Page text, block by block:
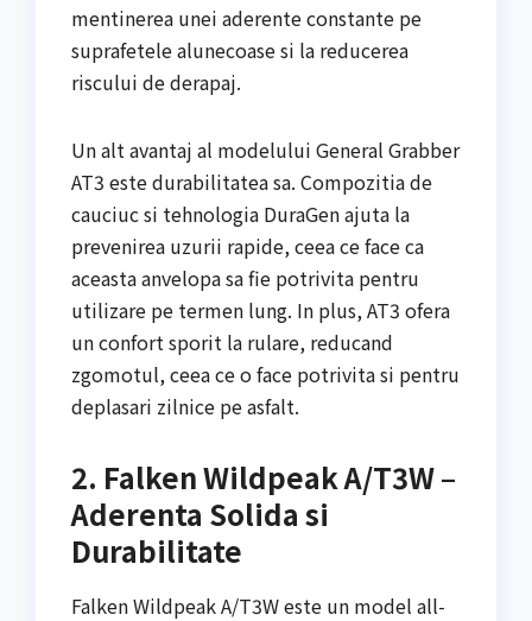
mentinerea unei aderente constante pe
suprafetele alunecoase si la reducerea
riscului de derapaj.
Un alt avantaj al modelului General Grabber
AT3 este durabilitatea sa. Compozitia de
cauciuc si tehnologia DuraGen ajuta la
prevenirea uzurii rapide, ceea ce face ca
aceasta anvelopa sa fie potrivita pentru
utilizare pe termen lung. In plus, AT3 ofera
un confort sporit la rulare, reducand
zgomotul, ceea ce o face potrivita si pentru
deplasari zilnice pe asfalt.
2. Falken Wildpeak A/T3W –
Aderenta Solida si
Durabilitate
Falken Wildpeak A/T3W este un model all-